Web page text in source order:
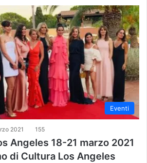
Eventi
2021 155
Angeles 18-21 marzo 2021
di Cultura Los Angeles